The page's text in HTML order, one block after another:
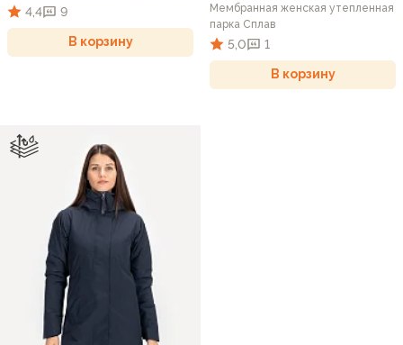
4,4 9
В корзину
Мембранная женская утепленная
парка Сплав
5,0 1
В корзину